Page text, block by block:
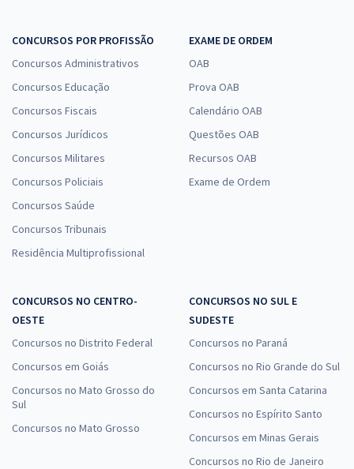
CONCURSOS POR PROFISSÃO
Concursos Administrativos
Concursos Educação
Concursos Fiscais
Concursos Jurídicos
Concursos Militares
Concursos Policiais
Concursos Saúde
Concursos Tribunais
Residência Multiprofissional
EXAME DE ORDEM
OAB
Prova OAB
Calendário OAB
Questões OAB
Recursos OAB
Exame de Ordem
CONCURSOS NO CENTRO-
OESTE
Concursos no Distrito Federal
Concursos em Goiás
Concursos no Mato Grosso do
Sul
Concursos no Mato Grosso
CONCURSOS NO SUL E
SUDESTE
Concursos no Paraná
Concursos no Rio Grande do Sul
Concursos em Santa Catarina
Concursos no Espírito Santo
Concursos em Minas Gerais
Concursos no Rio de Janeiro